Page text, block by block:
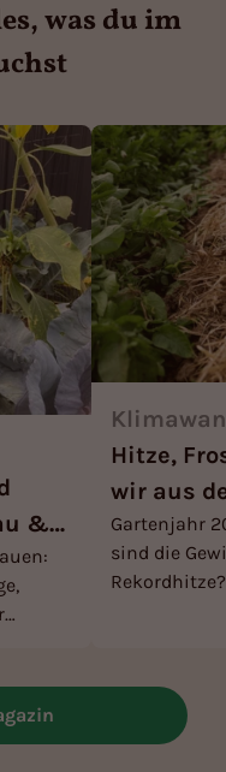
was du im
&
Hitze,
wir aus
lernen
Gartenjahr
sind die